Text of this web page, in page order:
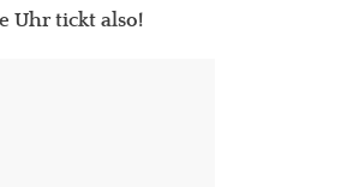
Uhr tickt also!